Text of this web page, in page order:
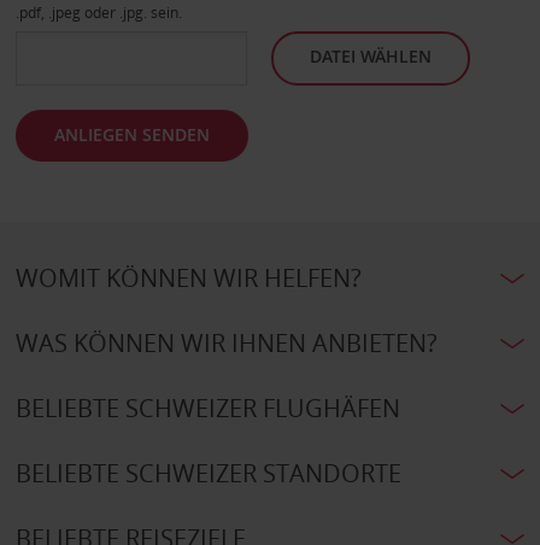
.pdf, .jpeg oder .jpg. sein.
DATEI WÄHLEN
ANLIEGEN SENDEN
WOMIT KÖNNEN WIR HELFEN?
WAS KÖNNEN WIR IHNEN ANBIETEN?
BELIEBTE SCHWEIZER FLUGHÄFEN
BELIEBTE SCHWEIZER STANDORTE
BELIEBTE REISEZIELE